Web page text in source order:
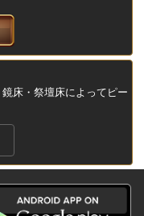
床・祭壇床によってピー